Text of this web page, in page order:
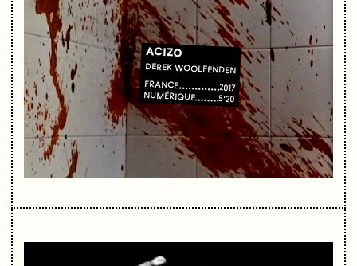
ACIZO
DEREK WOOLFENDEN
FRANCE 2017
NUMÉRIQUE 5'20